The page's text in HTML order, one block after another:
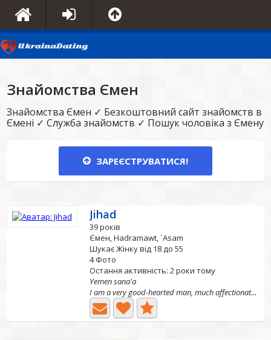
Знайомства Ємен
Знайомства Ємен ✓ Безкоштовний сайт знайомств в
Ємені ✓ Служба знайомств ✓ Пошук чоловіка з Ємену
ЗАРЕЄСТРУВАТИСЯ!
Jihad
39 років
Ємен, Hadramawt, `Asam
Шукає Жінку від 18 до 55
4 Фото
Остання активність: 2 роки тому
Yemen sana'a
I am a very good-hearted man, much affectionate, much...